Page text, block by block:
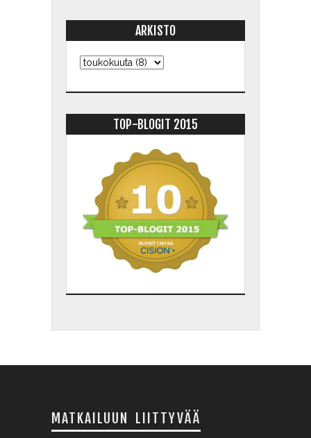
ARKISTO
TOP-BLOGIT 2015
MATKAILUUN LIITTYVÄÄ